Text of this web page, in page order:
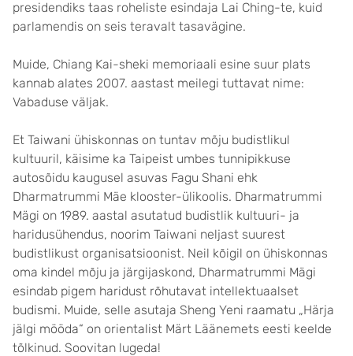
presidendiks taas roheliste esindaja Lai Ching-te, kuid
parlamendis on seis teravalt tasavägine.
Muide, Chiang Kai-sheki memoriaali esine suur plats
kannab alates 2007. aastast meilegi tuttavat nime:
Vabaduse väljak.
Et Taiwani ühiskonnas on tuntav mõju budistlikul
kultuuril, käisime ka Taipeist umbes tunnipikkuse
autosõidu kaugusel asuvas Fagu Shani ehk
Dharmatrummi Mäe klooster-ülikoolis. Dharmatrummi
Mägi on 1989. aastal asutatud budistlik kultuuri- ja
haridusühendus, noorim Taiwani neljast suurest
budistlikust organisatsioonist. Neil kõigil on ühiskonnas
oma kindel mõju ja järgijaskond, Dharmatrummi Mägi
esindab pigem haridust rõhutavat intellektuaalset
budismi. Muide, selle asutaja Sheng Yeni raamatu „Härja
jälgi mööda“ on orientalist Märt Läänemets eesti keelde
tõlkinud. Soovitan lugeda!